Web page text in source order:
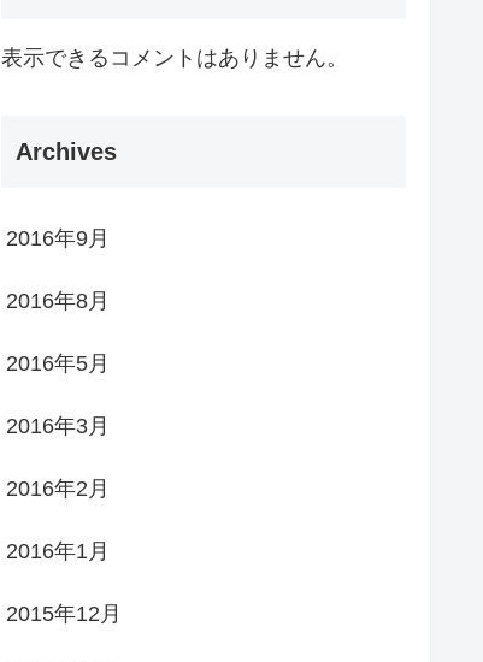
表示できるコメントはありません。
Archives
2016年9月
2016年8月
2016年5月
2016年3月
2016年2月
2016年1月
2015年12月